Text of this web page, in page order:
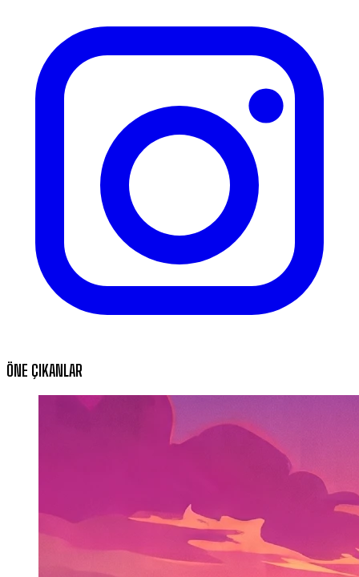
ÖNE ÇIKANLAR